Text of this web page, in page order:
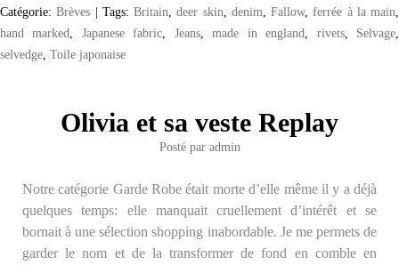
Catégorie:Brèves | Tags: Britain ,deer skin denim Fallow,ferrée à la main
hand marked
Japanese fabric Jeans,made in england rivets, Selvage
selvedge Toile japonaise
Olivia et sa veste Replay
Posté par admin
Notre catégorie Garde Robe était morte d’elle même il y a déjà
quelques temps: elle manquait cruellement d’intérêt et se
bornait à une sélection shopping inabordable. Je me permets de
garder le nom et de la transformer de fond en comble en